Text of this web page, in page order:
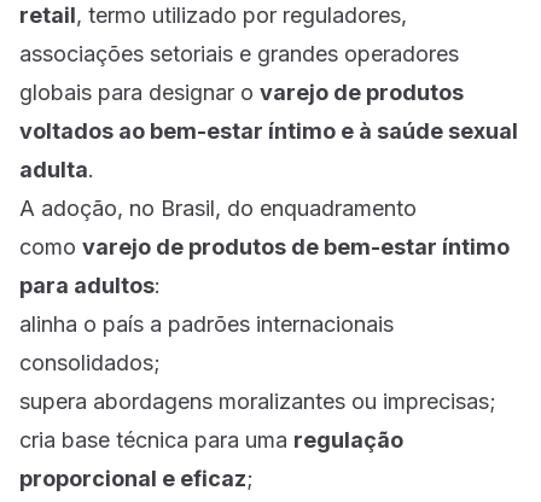
retail, termo utilizado por reguladores,
associações setoriais e grandes operadores
globais para designar o varejo de produtos
voltados ao bem-estar íntimo e à saúde sexual
adulta.
A adoção, no Brasil, do enquadramento
como varejo de produtos de bem-estar íntimo
para adultos:
alinha o país a padrões internacionais
consolidados;
supera abordagens moralizantes ou imprecisas;
cria base técnica para uma regulação
proporcional e eficaz;